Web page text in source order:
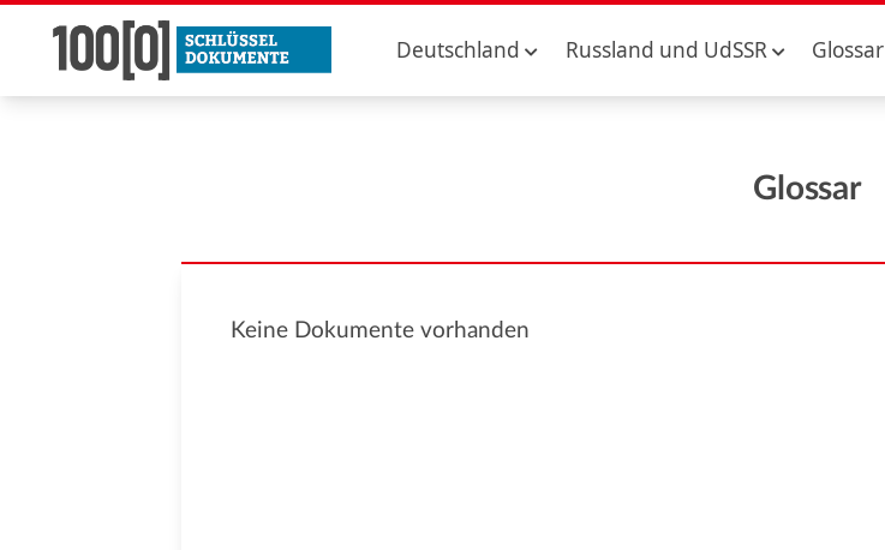
Deutschland Russland und UdSSR Glossar
Glossar
Keine Dokumente vorhanden